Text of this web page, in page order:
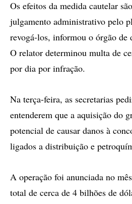
Os efeitos da medida cautelar
julgamento administrativo pelo
revogá-los, informou o órgão de
O relator determinou multa de
por dia por infração.
Na terça-feira, as secretarias
entenderem que a aquisição do
potencial de causar danos à
ligados a distribuição e
A operação foi anunciada no
total de cerca de 4 bilhões de